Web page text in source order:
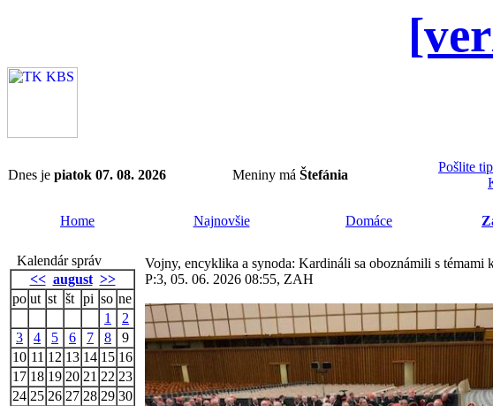
Dnes je piatok 07. 08. 2026 Meniny má Štefánia
Pošlite
Home Najnovšie Domáce
Kalendár správ
<< august >>
po ut st št pi so ne
1
2
3
4 5 6 7 8
9
10 11 12 13 14 15 16
17 18 19 20 21 22 23
24 25 26 27 28 29 30
Vojny, encyklika a synoda: Kardináli sa oboznámili s témami
P:3, 05. 06. 2026 08:55, ZAH